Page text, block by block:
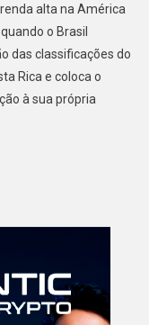
Rica
Se
Torna
O
Mais
E
alta na América
o Brasil
das classificações do
Rica e coloca o
à sua própria